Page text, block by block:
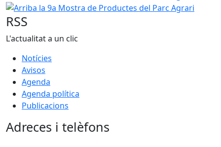
RSS
L'actualitat a un clic
Notícies
Avisos
Agenda
Agenda política
Publicacions
Adreces i telèfons